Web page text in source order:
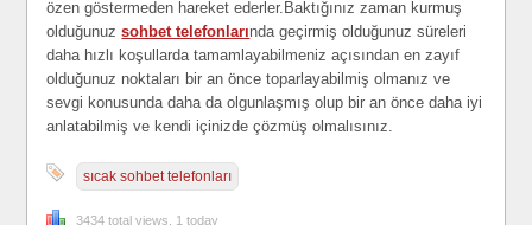
özen göstermeden hareket ederler.Baktığınız zaman kurmuş
olduğunuzsohbet telefonlarında geçirmiş olduğunuz süreleri
daha hızlı koşullarda tamamlayabilmeniz açısından en zayıf
olduğunuz noktaları bir an önce toparlayabilmiş olmanız ve
sevgi konusunda daha da olgunlaşmış olup bir an önce daha iyi
anlatabilmiş ve kendi içinizde çözmüş olmalısınız.
sıcak sohbet telefonları
3434 total views, 1 today